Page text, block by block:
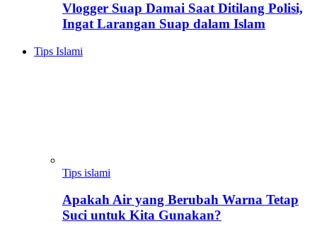
Vlogger Suap Damai Saat Ditilang Polisi,
Ingat Larangan Suap dalam Islam
Tips Islami
Tips islami
Apakah Air yang Berubah Warna Tetap
Suci untuk Kita Gunakan?